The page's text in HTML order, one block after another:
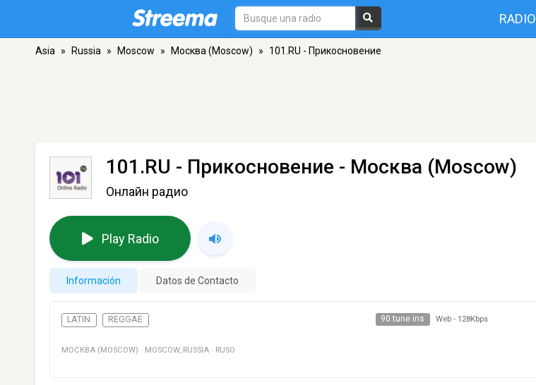
RADIO
Asia » Russia » Moscow » Москва (Moscow) » 101.RU - Прикосновение
101.RU - Прикосновение - Москва (Moscow)
Онлайн радио
Play Radio
Información Datos de Contacto
LATIN REGGAE 90 tune ins Web - 128Kbps
МОСКВА (MOSCOW) · MOSCOW, RUSSIA · RUSO